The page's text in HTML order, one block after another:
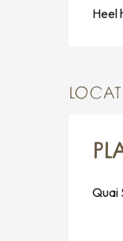
Heel
Quai